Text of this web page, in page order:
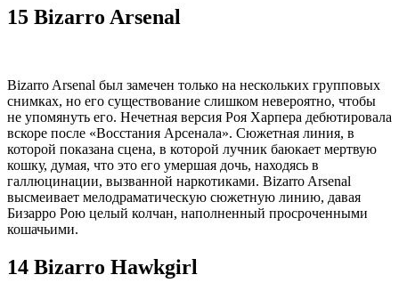
15 Bizarro Arsenal
Bizarro Arsenal был замечен только на нескольких групповых
снимках, но его существование слишком невероятно, чтобы
не упомянуть его. Нечетная версия Роя Харпера дебютировала
вскоре после «Восстания Арсенала». Сюжетная линия, в
которой показана сцена, в которой лучник баюкает мертвую
кошку, думая, что это его умершая дочь, находясь в
галлюцинации, вызванной наркотиками. Bizarro Arsenal
высмеивает мелодраматическую сюжетную линию, давая
Бизарро Рою целый колчан, наполненный просроченными
кошачьими.
14 Bizarro Hawkgirl